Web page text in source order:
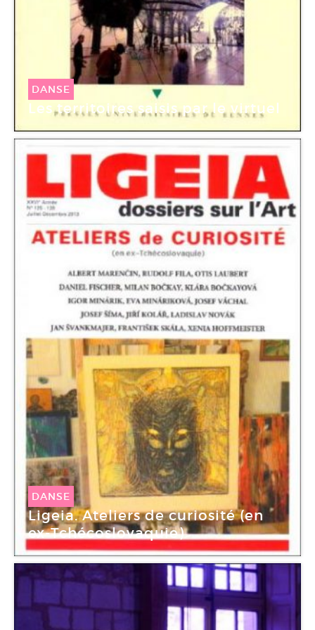
DANSE
Les territoires saisis par le virtuel
DANSE
Ligeia. Ateliers de curiosité (en
ex-Tchécoslovaquie)